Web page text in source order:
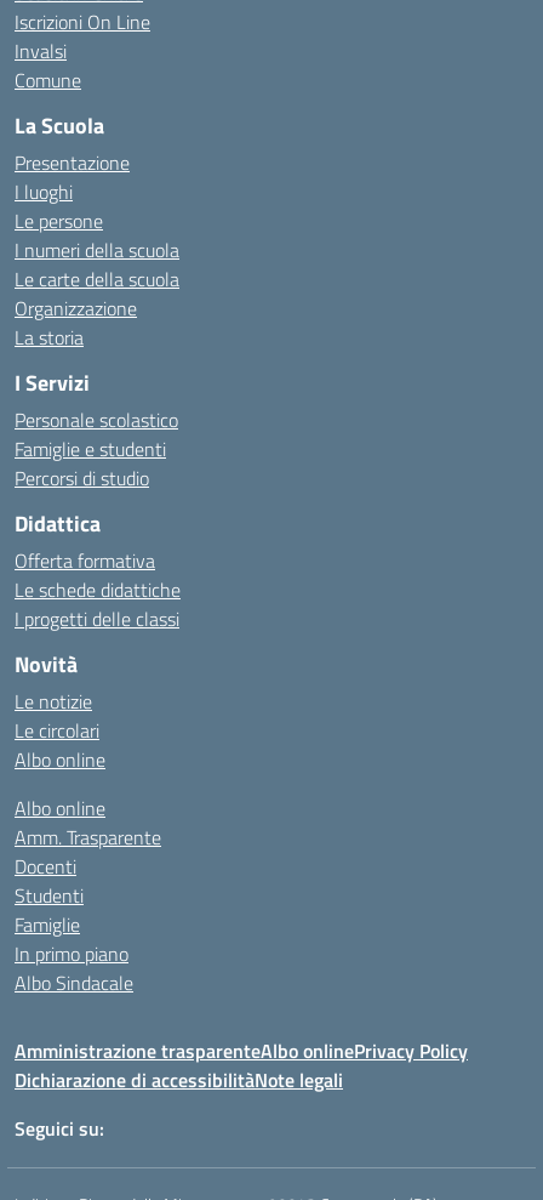
Iscrizioni On Line
Invalsi
Comune
La Scuola
Presentazione
I luoghi
Le persone
I numeri della scuola
Le carte della scuola
Organizzazione
La storia
I Servizi
Personale scolastico
Famiglie e studenti
Percorsi di studio
Didattica
Offerta formativa
Le schede didattiche
I progetti delle classi
Novità
Le notizie
Le circolari
Albo online
Albo online
Amm. Trasparente
Docenti
Studenti
Famiglie
In primo piano
Albo Sindacale
Amministrazione trasparenteAlbo onlinePrivacy Policy
Dichiarazione di accessibilitàNote legali
Seguici su: